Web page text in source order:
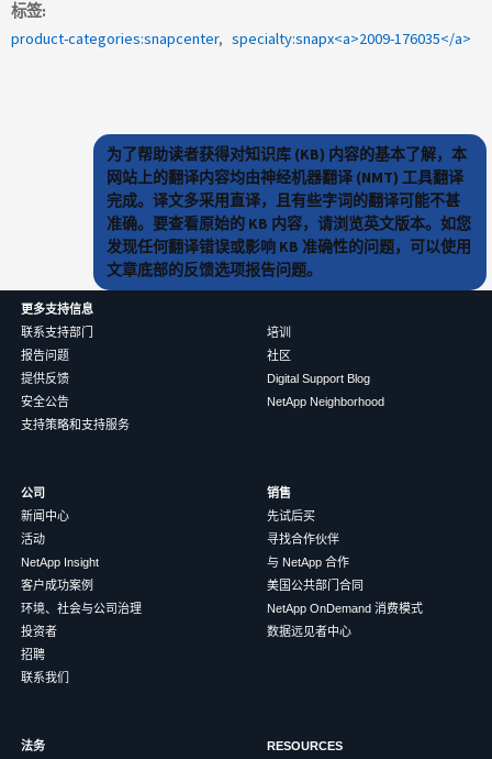
标签
product-categories:snapcenter
specialty:snapx<a>2009-176035</a>
为了帮助读者获得对知识库 (KB) 内容的基本了解，本
网站上的翻译内容均由神经机器翻译 (NMT) 工具翻译
完成。译文多采用直译，且有些字词的翻译可能不甚
准确。要查看原始的 KB 内容，请浏览英文版本。如您
发现任何翻译错误或影响 KB 准确性的问题，可以使用
文章底部的反馈选项报告问题。
更多支持信息
联系支持部门
报告问题
提供反馈
安全公告
支持策略和支持服务
培训
社区
Digital Support Blog
NetApp Neighborhood
公司
新闻中心
活动
NetApp Insight
客户成功案例
环境、社会与公司治理
投资者
招聘
联系我们
销售
先试后买
寻找合作伙伴
与 NetApp 合作
美国公共部门合同
NetApp OnDemand 消费模式
数据远见者中心
法务 RESOURCES